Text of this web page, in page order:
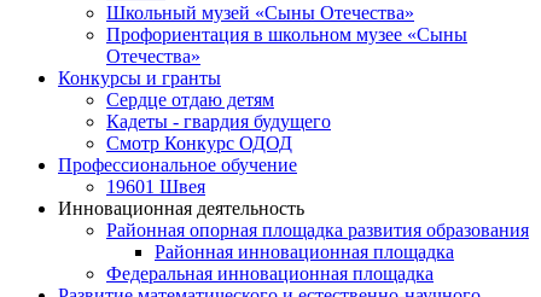
Школьный музей «Сыны Отечества»
Профориентация в школьном музее «Сыны
Отечества»
Конкурсы и гранты
Сердце отдаю детям
Кадеты - гвардия будущего
Смотр Конкурс ОДОД
Профессиональное обучение
19601 Швея
Инновационная деятельность
Районная опорная площадка развития образования
Районная инновационная площадка
Федеральная инновационная площадка